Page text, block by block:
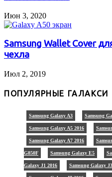
Июн 3, 2020
Samsung Wallet Cover
чехла
Июл 2, 2019
ПОПУЛЯРНЫЕ ГАЛАКСИ
Samsung Galaxy A3 Samsung
Samsung Galaxy A5 2016
Samsung Galaxy A7 2016
G850F Samsung Galaxy E5
Galaxy J1 2016 Samsung Galaxy